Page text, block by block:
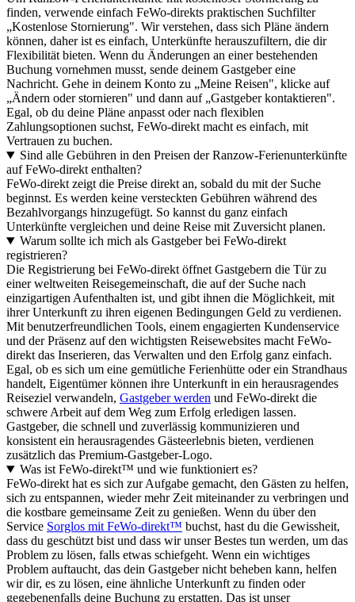
finden, verwende einfach FeWo-direkts praktischen Suchfilter
„Kostenlose Stornierung". Wir verstehen, dass sich Pläne ändern
können, daher ist es einfach, Unterkünfte herauszufiltern, die dir
Flexibilität bieten. Wenn du Änderungen an einer bestehenden
Buchung vornehmen musst, sende deinem Gastgeber eine
Nachricht. Gehe in deinem Konto zu „Meine Reisen", klicke auf
„Ändern oder stornieren" und dann auf „Gastgeber kontaktieren".
Egal, ob du deine Pläne anpasst oder nach flexiblen
Zahlungsoptionen suchst, FeWo-direkt macht es einfach, mit
Vertrauen zu buchen.
Sind alle Gebühren in den Preisen der Ranzow-Ferienunterkünfte
auf FeWo-direkt enthalten?
FeWo-direkt zeigt die Preise direkt an, sobald du mit der Suche
beginnst. Es werden keine versteckten Gebühren während des
Bezahlvorgangs hinzugefügt. So kannst du ganz einfach
Unterkünfte vergleichen und deine Reise mit Zuversicht planen.
Warum sollte ich mich als Gastgeber bei FeWo-direkt
registrieren?
Die Registrierung bei FeWo-direkt öffnet Gastgebern die Tür zu
einer weltweiten Reisegemeinschaft, die auf der Suche nach
einzigartigen Aufenthalten ist, und gibt ihnen die Möglichkeit, mit
ihrer Unterkunft zu ihren eigenen Bedingungen Geld zu verdienen.
Mit benutzerfreundlichen Tools, einem engagierten Kundenservice
und der Präsenz auf den wichtigsten Reisewebsites macht FeWo-
direkt das Inserieren, das Verwalten und den Erfolg ganz einfach.
Egal, ob es sich um eine gemütliche Ferienhütte oder ein Strandhaus
handelt, Eigentümer können ihre Unterkunft in ein herausragendes
Reiseziel verwandeln, Gastgeber werden und FeWo-direkt die
schwere Arbeit auf dem Weg zum Erfolg erledigen lassen.
Gastgeber, die schnell und zuverlässig kommunizieren und
konsistent ein herausragendes Gästeerlebnis bieten, verdienen
zusätzlich das Premium-Gastgeber-Logo.
Was ist FeWo-direkt™ und wie funktioniert es?
FeWo-direkt hat es sich zur Aufgabe gemacht, den Gästen zu helfen,
sich zu entspannen, wieder mehr Zeit miteinander zu verbringen und
die kostbare gemeinsame Zeit zu genießen. Wenn du über den
Service Sorglos mit FeWo-direkt™ buchst, hast du die Gewissheit,
dass du geschützt bist und dass wir unser Bestes tun werden, um das
Problem zu lösen, falls etwas schiefgeht. Wenn ein wichtiges
Problem auftaucht, das dein Gastgeber nicht beheben kann, helfen
wir dir, es zu lösen, eine ähnliche Unterkunft zu finden oder
gegebenenfalls deine Buchung zu erstatten. Das ist unser